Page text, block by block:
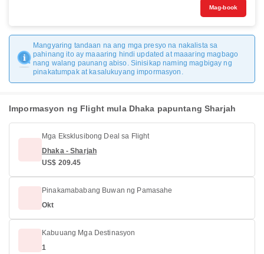
Mag-book
Mangyaring tandaan na ang mga presyo na nakalista sa
pahinang ito ay maaaring hindi updated at maaaring magbago
nang walang paunang abiso. Sinisikap naming magbigay ng
pinakatumpak at kasalukuyang impormasyon.
Impormasyon ng Flight mula Dhaka papuntang Sharjah
Mga Eksklusibong Deal sa Flight
Dhaka - Sharjah
US$ 209.45
Pinakamababang Buwan ng Pamasahe
Okt
Kabuuang Mga Destinasyon
1